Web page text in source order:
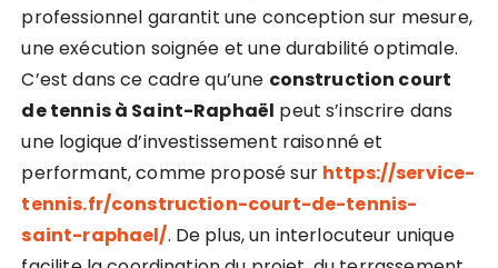
professionnel garantit une conception sur mesure,
une exécution soignée et une durabilité optimale.
C’est dans ce cadre qu’une construction court
de tennis à Saint-Raphaël peut s’inscrire dans
une logique d’investissement raisonné et
performant, comme proposé sur https://service-
tennis.fr/construction-court-de-tennis-
saint-raphael/. De plus, un interlocuteur unique